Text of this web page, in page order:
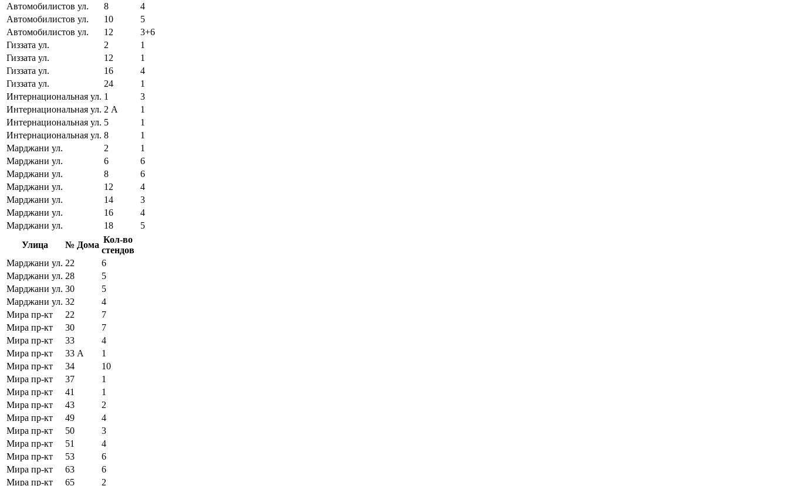
Автомобилистов ул.
8
4
Автомобилистов ул.
10
5
Автомобилистов ул.
12
3+6
Гиззата ул.
2
1
Гиззата ул.
12
1
Гиззата ул.
16
4
Гиззата ул.
24
1
Интернациональная ул. 1
3
Интернациональная ул. 2 А
1
Интернациональная ул. 5
1
Интернациональная ул. 8
1
Марджани ул.
2
1
Марджани ул.
6
6
Марджани ул.
8
6
Марджани ул.
12
4
Марджани ул.
14
3
Марджани ул.
16
4
Марджани ул.
18
5
Улица
№ Дома
Кол-во
стендов
Марджани ул. 22
6
Марджани ул. 28
5
Марджани ул. 30
5
Марджани ул. 32
4
Мира пр-кт
22
7
Мира пр-кт
30
7
Мира пр-кт
33
4
Мира пр-кт
33 А
1
Мира пр-кт
34
10
Мира пр-кт
37
1
Мира пр-кт
41
1
Мира пр-кт
43
2
Мира пр-кт
49
4
Мира пр-кт
50
3
Мира пр-кт
51
4
Мира пр-кт
53
6
Мира пр-кт
63
6
Мира пр-кт
65
2